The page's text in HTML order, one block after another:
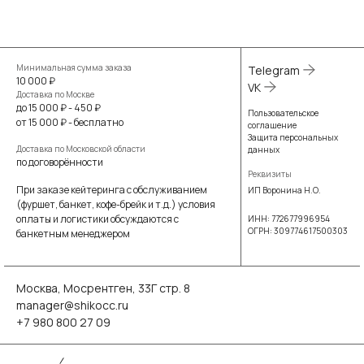
Минимальная сумма заказа
10 000 ₽
Доставка по Москве
до 15 000 ₽ - 450 ₽
от 15 000 ₽ - бесплатно
Доставка по Московской области
по договорённости
При заказе кейтеринга с обслуживанием
(фуршет, банкет, кофе-брейк и т.д.) условия
оплаты и логистики обсуждаются с
банкетным менеджером
Telegram
VK
Пользовательское
соглашение
Защита персональных
данных
Реквизиты
ИП Воронина Н.О.
ИНН: 772677996954
ОГРН: 309774617500303
Москва, Мосрентген, 33Г стр. 8
manager@shikocc.ru
+7 980 800 27 09